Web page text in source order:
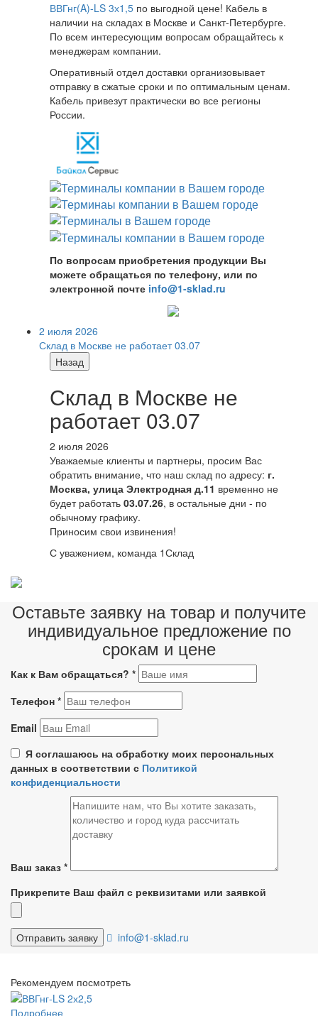
ВВГнг(A)-LS 3х1,5 по выгодной цене! Кабель в
наличии на складах в Москве и Санкт-Петербурге.
По всем интересующим вопросам обращайтесь к
менеджерам компании.
Оперативный отдел доставки организовывает
отправку в сжатые сроки и по оптимальным ценам.
Кабель привезут практически во все регионы
России.
По вопросам приобретения продукции Вы
можете обращаться по телефону, или по
электронной почте info@1-sklad.ru
2 июля 2026
Склад в Москве не работает 03.07
Назад
Склад в Москве не
работает 03.07
2 июля 2026
Уважаемые клиенты и партнеры, просим Вас
обратить внимание, что наш склад по адресу: г.
Москва, улица Электродная д.11 временно не
будет работать 03.07.26, в остальные дни - по
обычному графику.
Приносим свои извинения!
С уважением, команда 1Склад
Оставьте заявку на товар и получите
индивидуальное предложение по
срокам и цене
Как к Вам обращаться? *
Телефон *
Email
Я соглашаюсь на обработку моих персональных
данных в соответствии с Политикой
конфиденциальности
Ваш заказ *
Прикрепите Ваш файл с реквизитами или заявкой
info@1-sklad.ru
Рекомендуем посмотреть
Подробнее